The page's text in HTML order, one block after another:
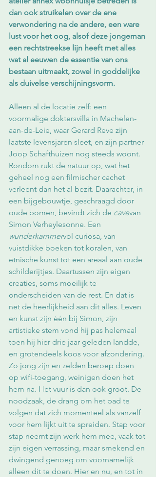
dan ook struikelen over de ene
verwondering na de andere, een ware
lust voor het oog, alsof deze jongeman
een rechtstreekse lijn heeft met alles
wat al eeuwen de essentie van ons
bestaan uitmaakt, zowel in goddelijke
als duivelse verschijningsvorm.
Alleen al de locatie zelf: een
voormalige doktersvilla in Machelen-
aan-de-Leie, waar Gerard Reve zijn
laatste levensjaren sleet, en zijn partner
Joop Schafthuizen nog steeds woont.
Rondom rukt de natuur op, wat het
geheel nog een filmischer cachet
verleent dan het al bezit. Daarachter, in
een bijgebouwtje, geschraagd door
oude bomen, bevindt zich de cavevan
Simon Verheylesonne. Een
wunderkammervol curiosa, van
vuistdikke boeken tot koralen, van
etnische kunst tot een areaal aan oude
schilderijtjes. Daartussen zijn eigen
creaties, soms moeilijk te
onderscheiden van de rest. En dat is
net de heerlijkheid aan dit alles. Leven
en kunst zijn één bij Simon, zijn
artistieke stem vond hij pas helemaal
toen hij hier drie jaar geleden landde,
en grotendeels koos voor afzondering.
Zo jong zijn en zelden beroep doen
op wifi-toegang, weinigen doen het
hem na. Het vuur is dan ook groot. De
noodzaak, de drang om het pad te
volgen dat zich momenteel als vanzelf
voor hem lijkt uit te spreiden. Stap voor
stap neemt zijn werk hem mee, vaak tot
zijn eigen verrassing, maar smekend en
dwingend genoeg om voornamelijk
alleen dít te doen. Hier en nu, en tot in